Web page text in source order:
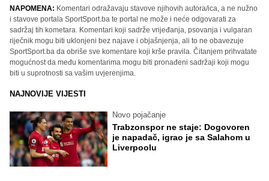
NAPOMENA: Komentari odražavaju stavove njihovih autora/ica, a ne nužno
i stavove portala SportSport.ba te portal ne može i neće odgovarati za
sadržaj tih kometara. Komentari koji sadrže vrijeđanja, psovanja i vulgaran
riječnik mogu biti uklonjeni bez najave i objašnjenja, ali to ne obavezuje
SportSport.ba da obriše sve komentare koji krše pravila. Čitanjem prihvatate
mogućnost da među komentarima mogu biti pronađeni sadržaji koji mogu
biti u suprotnosti sa vašim uvjerenjima.
NAJNOVIJE VIJESTI
Novo pojačanje
Trabzonspor ne staje: Dogovoren
je napadač, igrao je sa Salahom u
Liverpoolu